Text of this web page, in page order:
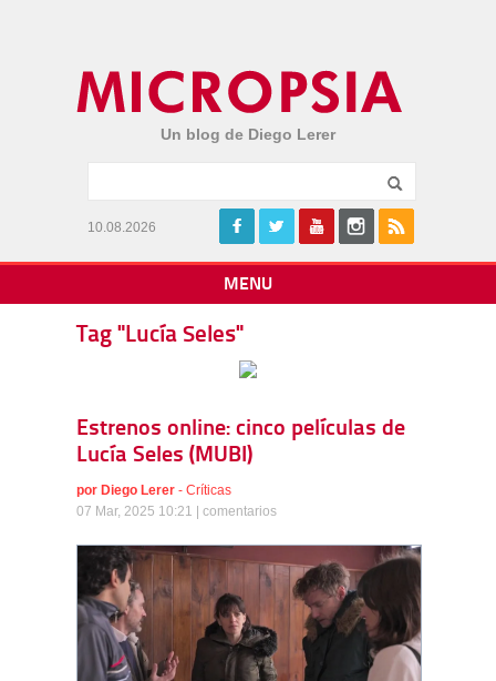
Un blog de Diego Lerer
10.08.2026
MENU
Tag "Lucía Seles"
Estrenos online: cinco películas de
Lucía Seles (MUBI)
por Diego Lerer - Críticas
07 Mar, 2025 10:21 | comentarios